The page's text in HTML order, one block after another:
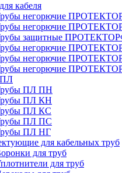
кабеля
негорючие
негорючие
защитные
негорючие
негорючие
негорючие
ПЛ
ПЛ ПН
ПЛ КН
ПЛ КС
ПЛ ПС
ПЛ НГ
для кабельных труб
для труб
для труб